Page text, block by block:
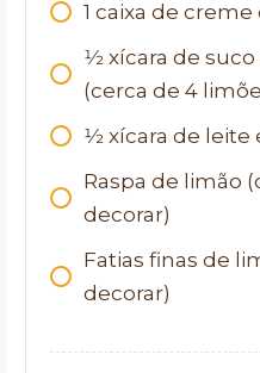
1 caixa de creme
1⁄2 xícara de
(cerca de 4
1⁄2 xícara de leite
Raspa de limão
decorar)
Fatias finas de
decorar)